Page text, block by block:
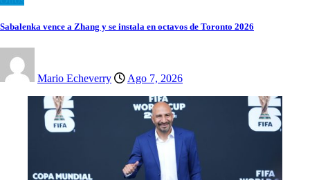
Sabalenka vence a Zhang y se instala en octavos de Toronto 2026
Mario Echeverry Ago 7, 2026